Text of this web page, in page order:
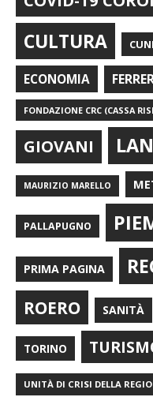
CULTURA
ECONOMIA
FONDAZIONE CRC (CASSA
GIOVANI
MAURIZIO MARELLO
PALLAPUGNO
PRIMA PAGINA
ROERO SANITÀ
TORINO
UNITÀ DI CRISI DELLA